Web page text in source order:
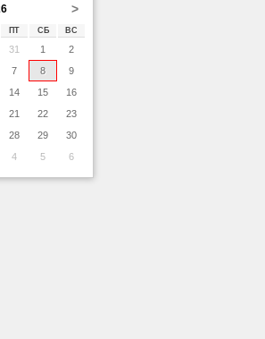
>
ПТ СБ ВС
31 1
2
7 8
9
14 15
16
21 22
23
28 29
30
4 5 6